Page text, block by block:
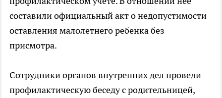
составили официальный акт о недопустимости
оставления малолетнего ребенка без
присмотра.
Сотрудники органов внутренних дел провели
профилактическую беседу с родительницей,